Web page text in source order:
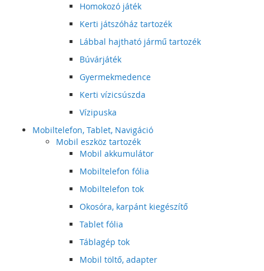
Homokozó játék
Kerti játszóház tartozék
Lábbal hajtható jármű tartozék
Búvárjáték
Gyermekmedence
Kerti vízicsúszda
Vízipuska
Mobiltelefon, Tablet, Navigáció
Mobil eszköz tartozék
Mobil akkumulátor
Mobiltelefon fólia
Mobiltelefon tok
Okosóra, karpánt kiegészítő
Tablet fólia
Táblagép tok
Mobil töltő, adapter